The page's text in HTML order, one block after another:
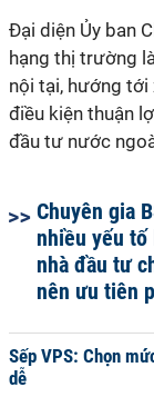
Đại diện Ủy ban
hạng thị trường
nội tại, hướng
điều kiện thuận
đầu tư nước
Chuyên gia
nhiều yếu tố
nhà đầu tư
nên ưu tiên
Sếp VPS: Chọn
dễ